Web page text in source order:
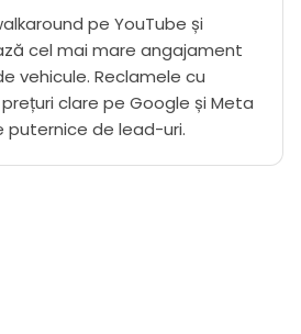
pe YouTube și
cel mai mare angajament
vehicule. Reclamele cu
clare pe Google și Meta
puternice de lead-uri.